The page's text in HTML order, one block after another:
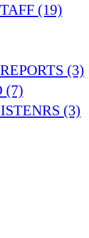
(19)
(3)
(7)
(3)